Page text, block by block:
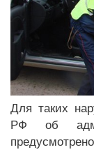
Для таких
РФ об